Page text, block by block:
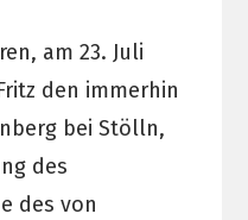
am 23. Juli
den immerhin
bei Stölln,
des
des von